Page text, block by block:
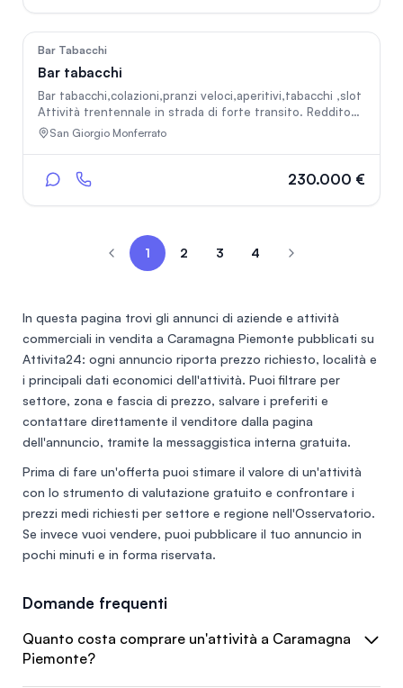
possibile acquisire l’intero format oppure singole stanze.
Sono disponibili dati relativi al fatturato annuo di 140.000
euro.
Bar Tabacchi
Bar tabacchi
Bar tabacchi,colazioni,pranzi veloci,aperitivi,tabacchi ,slot
Attività trentennale in strada di forte transito. Reddito
per quattro persone
San Giorgio Monferrato
230.000 €
1 2 3 4
In questa pagina trovi gli annunci di aziende e attività
commerciali in vendita a Caramagna Piemonte pubblicati su
Attivita24: ogni annuncio riporta prezzo richiesto, località e
i principali dati economici dell'attività. Puoi filtrare per
settore, zona e fascia di prezzo, salvare i preferiti e
contattare direttamente il venditore dalla pagina
dell'annuncio, tramite la messaggistica interna gratuita.
Prima di fare un'offerta puoi stimare il valore di un'attività
con lo strumento di valutazione gratuito e confrontare i
prezzi medi richiesti per settore e regione nell'Osservatorio.
Se invece vuoi vendere, puoi pubblicare il tuo annuncio in
pochi minuti e in forma riservata.
Domande frequenti
Quanto costa comprare un'attività a Caramagna
Piemonte?